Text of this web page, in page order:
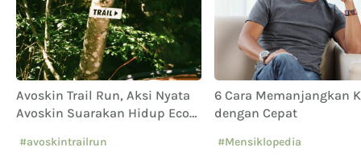
Avoskin Trail Run, Aksi Nyata
Avoskin Suarakan Hidup Eco
#avoskintrailrun
6 Cara Memanjangkan
dengan Cepat
#Mensiklopedia